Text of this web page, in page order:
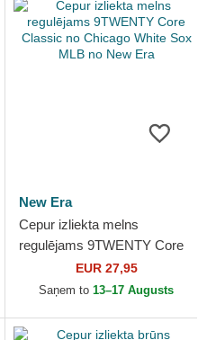
New Era
Cepur izliekta melns
regulējams 9TWENTY Core
Classic no Chicago White
Sox MLB no New Era
EUR 27,95
Saņem to 13–17 Augusts